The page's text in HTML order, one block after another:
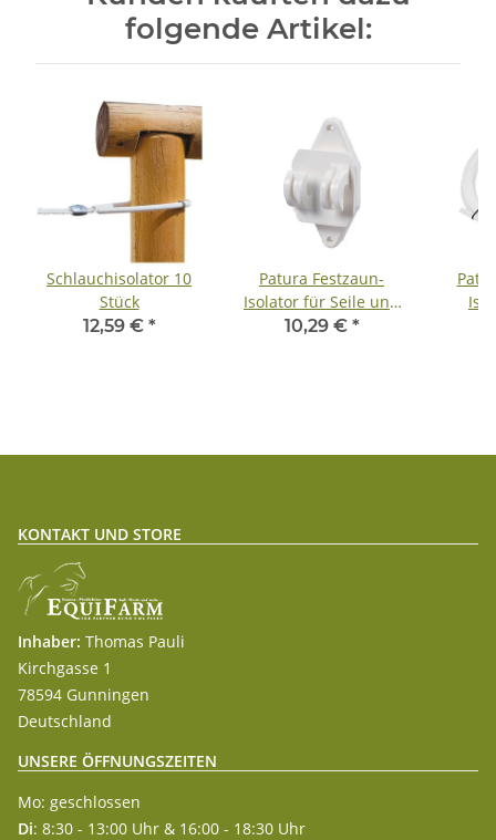
folgende Artikel:
Schlauchisolator 10
Stück
12,59 € *
Patura Festzaun-
Isolator für Seile und
HippoWire - weiß, 25
10,29 € *
KONTAKT UND STORE
Inhaber: Thomas Pauli
Kirchgasse 1
78594 Gunningen
Deutschland
UNSERE ÖFFNUNGSZEITEN
Mo: geschlossen
Di: 8:30 - 13:00 Uhr & 16:00 - 18:30 Uhr